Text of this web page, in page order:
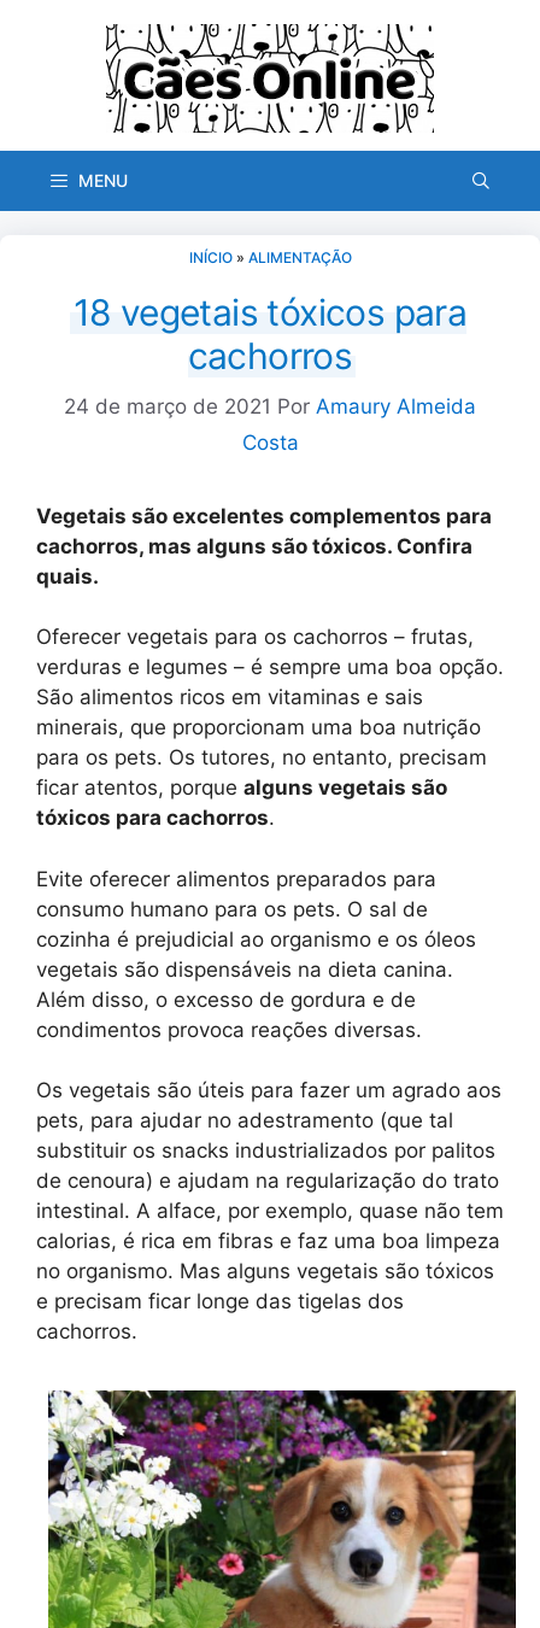
MENU
INÍCIO» ALIMENTAÇÃO
18 vegetais tóxicos para
cachorros
24 de março de 2021 Por Amaury Almeida
Costa
Vegetais são excelentes complementos para
cachorros, mas alguns são tóxicos. Confira
quais.
Oferecer vegetais para os cachorros – frutas,
verduras e legumes – é sempre uma boa opção.
São alimentos ricos em vitaminas e sais
minerais, que proporcionam uma boa nutrição
para os pets. Os tutores, no entanto, precisam
ficar atentos, porque alguns vegetais são
tóxicos para cachorros.
Evite oferecer alimentos preparados para
consumo humano para os pets. O sal de
cozinha é prejudicial ao organismo e os óleos
vegetais são dispensáveis na dieta canina.
Além disso, o excesso de gordura e de
condimentos provoca reações diversas.
Os vegetais são úteis para fazer um agrado aos
pets, para ajudar no adestramento (que tal
substituir os snacks industrializados por palitos
de cenoura) e ajudam na regularização do trato
intestinal. A alface, por exemplo, quase não tem
calorias, é rica em fibras e faz uma boa limpeza
no organismo. Mas alguns vegetais são tóxicos
e precisam ficar longe das tigelas dos
cachorros.